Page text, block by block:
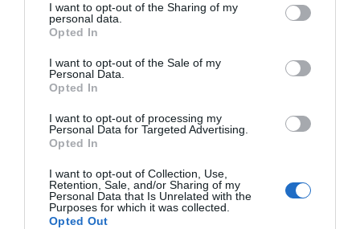
I want to opt-out of the Sharing of my
personal data.
Opted In
I want to opt-out of the Sale of my
Personal Data.
Opted In
I want to opt-out of processing my
Personal Data for Targeted Advertising.
Opted In
I want to opt-out of Collection, Use,
Retention, Sale, and/or Sharing of my
Personal Data that Is Unrelated with the
Purposes for which it was collected.
Opted Out
Gran comunitat de xefs i
comensals
Cocooking, que ha participat en el Programa de
Preincubació de Barcelona Activa, espera que el
projecte segueixi creixent en els pròxims mesos i
per això ja s’estan obrint a una primera ronda
d’inversió per aconseguir entre 100.000 i 200.000
euros.